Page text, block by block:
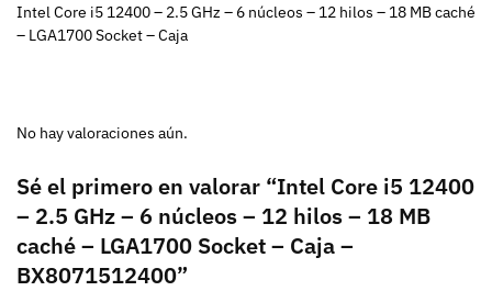
Intel Core i5 12400 – 2.5 GHz – 6 núcleos – 12 hilos – 18 MB caché
– LGA1700 Socket – Caja
No hay valoraciones aún.
Sé el primero en valorar “Intel Core i5 12400
– 2.5 GHz – 6 núcleos – 12 hilos – 18 MB
caché – LGA1700 Socket – Caja –
BX8071512400”